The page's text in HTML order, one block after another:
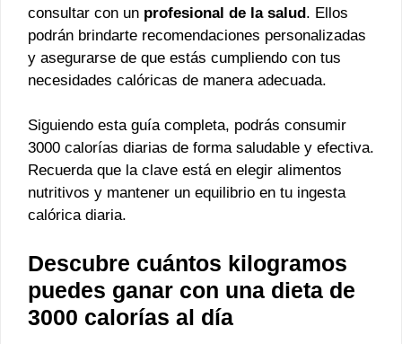
consultar con un profesional de la salud. Ellos
podrán brindarte recomendaciones personalizadas
y asegurarse de que estás cumpliendo con tus
necesidades calóricas de manera adecuada.
Siguiendo esta guía completa, podrás consumir
3000 calorías diarias de forma saludable y efectiva.
Recuerda que la clave está en elegir alimentos
nutritivos y mantener un equilibrio en tu ingesta
calórica diaria.
Descubre cuántos kilogramos
puedes ganar con una dieta de
3000 calorías al día